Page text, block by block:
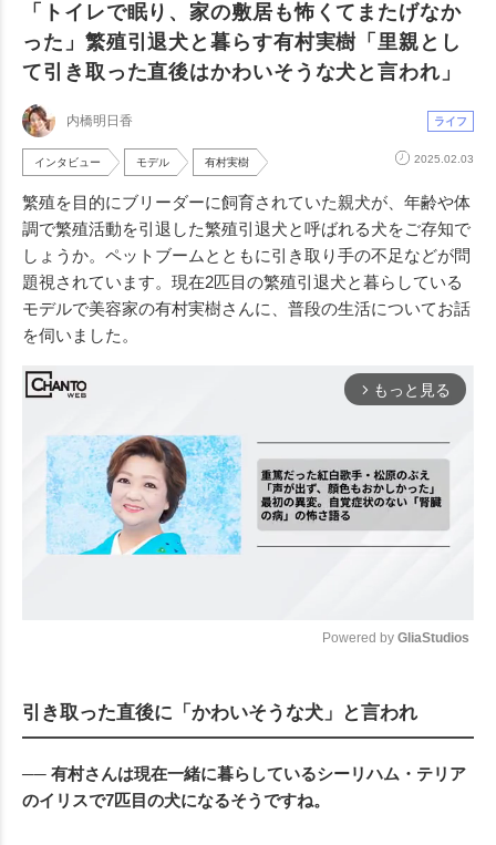
「トイレで眠り、家の敷居も怖くてまたげなか
った」繁殖引退犬と暮らす有村実樹「里親とし
て引き取った直後はかわいそうな犬と言われ」
内橋明日香 ライフ
インタビュー モデル 有村実樹 2025.02.03
繁殖を目的にブリーダーに飼育されていた親犬が、年齢や体
調で繁殖活動を引退した繁殖引退犬と呼ばれる犬をご存知で
しょうか。ペットブームとともに引き取り手の不足などが問
題視されています。現在2匹目の繁殖引退犬と暮らしている
モデルで美容家の有村実樹さんに、普段の生活についてお話
を伺いました。
arrow_forward_ios もっと見る
Powered by GliaStudios
引き取った直後に「かわいそうな犬」と言われ
── 有村さんは現在一緒に暮らしているシーリハム・テリア
のイリスで7匹目の犬になるそうですね。